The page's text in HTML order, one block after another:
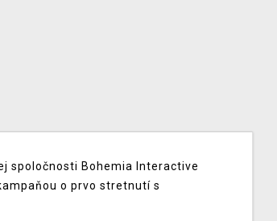
spoločnosti Bohemia Interactive
o prvo stretnutí s